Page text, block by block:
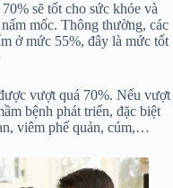
sẽ tốt cho sức khỏe và
mốc. Thông thường, các
ở mức 55%, đây là mức tốt
vượt quá 70%. Nếu vượt
bệnh phát triển, đặc biệt
viêm phế quản, cúm,…